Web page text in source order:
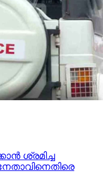
ശ്രമിച്ച